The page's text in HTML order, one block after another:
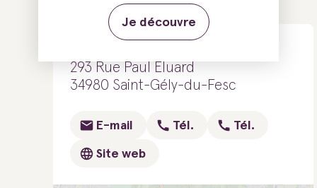
293 Rue Paul Éluard
34980 Saint-Gély-du-Fesc
E-mail Tél. Tél.
Site web
Je découvre